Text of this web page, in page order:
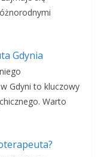
Gdynia
Gdyni to kluczowy
Warto